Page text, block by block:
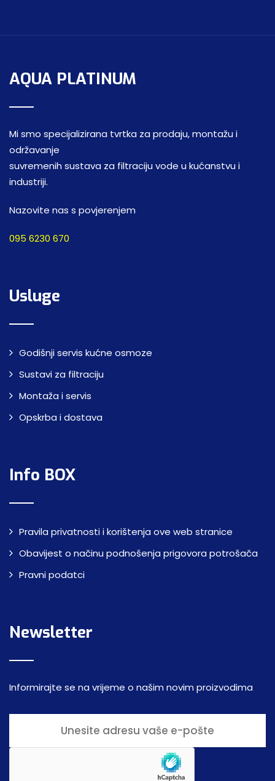
AQUA PLATINUM
Mi smo specijalizirana tvrtka za prodaju, montažu i
održavanje
suvremenih sustava za filtraciju vode u kućanstvu i
industriji.
Nazovite nas s povjerenjem
095 6230 670
Usluge
Godišnji servis kućne osmoze
Sustavi za filtraciju
Montaža i servis
Opskrba i dostava
Info BOX
Pravila privatnosti i korištenja ove web stranice
Obavijest o načinu podnošenja prigovora potrošača
Pravni podatci
Newsletter
Informirajte se na vrijeme o našim novim proizvodima